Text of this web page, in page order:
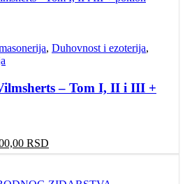
, Duhovnost i ezoterija,
– Tom I, II i III +
RSD
cena
6.000,00 RSD.